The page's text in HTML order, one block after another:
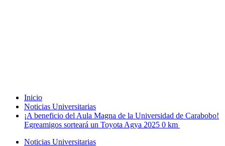
Inicio
Noticias Universitarias
¡A beneficio del Aula Magna de la Universidad de Carabobo!
Egreamigos sorteará un Toyota Agya 2025 0 km
Noticias Universitarias